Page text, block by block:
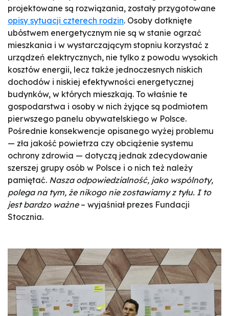
projektowane są rozwiązania, zostały przygotowane
opisy sytuacji czterech rodzin. Osoby dotknięte
ubóstwem energetycznym nie są w stanie ogrzać
mieszkania i w wystarczającym stopniu korzystać z
urządzeń elektrycznych, nie tylko z powodu wysokich
kosztów energii, lecz także jednoczesnych niskich
dochodów i niskiej efektywności energetycznej
budynków, w których mieszkają. To właśnie te
gospodarstwa i osoby w nich żyjące są podmiotem
pierwszego panelu obywatelskiego w Polsce.
Pośrednie konsekwencje opisanego wyżej problemu
— zła jakość powietrza czy obciążenie systemu
ochrony zdrowia — dotyczą jednak zdecydowanie
szerszej grupy osób w Polsce i o nich też należy
pamiętać. Nasza odpowiedzialność, jako wspólnoty,
polega na tym, że nikogo nie zostawiamy z tyłu. I to
jest bardzo ważne– wyjaśniał prezes Fundacji
Stocznia.